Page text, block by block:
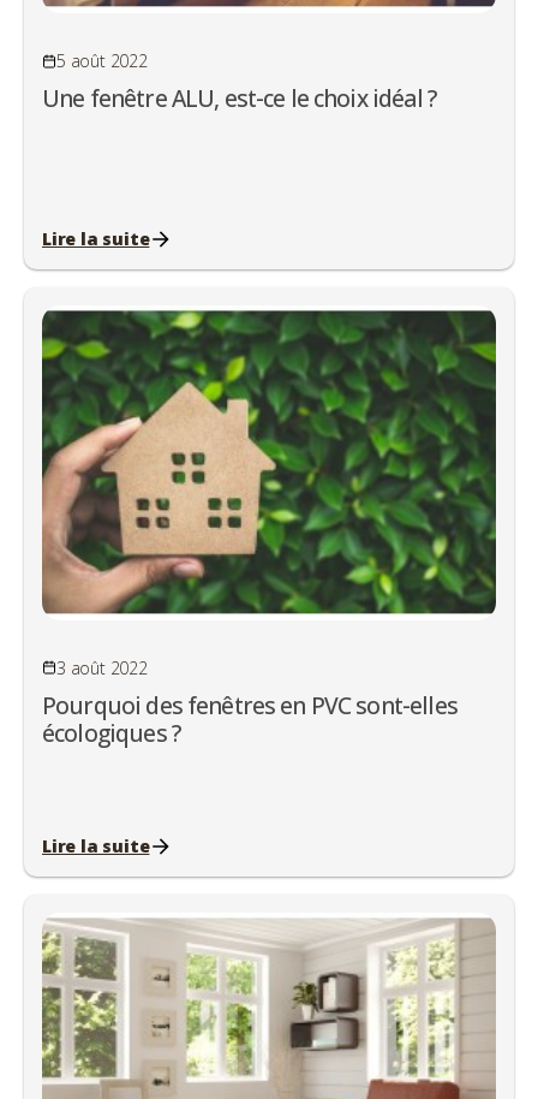
5 août 2022
Une fenêtre ALU, est-ce le choix idéal ?
Lire la suite
3 août 2022
Pourquoi des fenêtres en PVC sont-elles
écologiques ?
Lire la suite